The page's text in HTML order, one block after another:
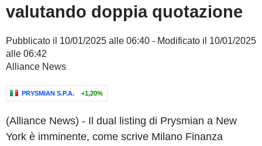
valutando doppia quotazione
Pubblicato il 10/01/2025 alle 06:40 - Modificato il 10/01/2025
alle 06:42
Alliance News
PRYSMIAN S.P.A. +1,20%
(Alliance News) - Il dual listing di Prysmian a New
York è imminente, come scrive Milano Finanza